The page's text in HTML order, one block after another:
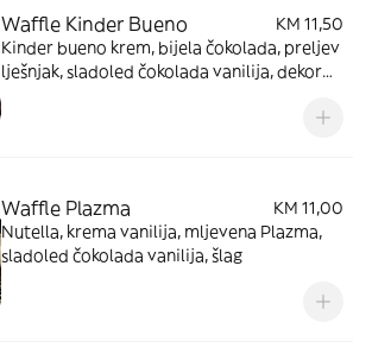
Waffle Kinder Bueno
KM 11,50
Kinder bueno krem, bijela čokolada, preljev
lješnjak, sladoled čokolada vanilija, dekor
Waffle Plazma
KM 11,00
Nutella, krema vanilija, mljevena Plazma,
sladoled čokolada vanilija, šlag